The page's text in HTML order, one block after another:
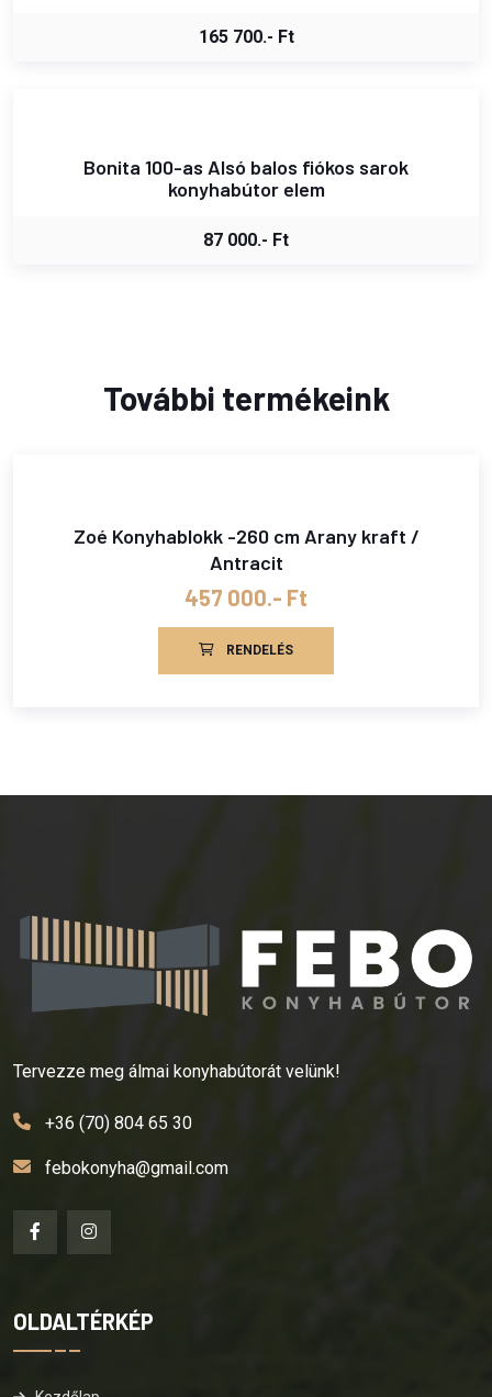
165 700.- Ft
Bonita 100-as Alsó balos fiókos sarok
konyhabútor elem
87 000.- Ft
További termékeink
Zoé Konyhablokk -260 cm Arany kraft /
Antracit
457 000.- Ft
RENDELÉS
Tervezze meg álmai konyhabútorát velünk!
+36 (70) 804 65 30
febokonyha@gmail.com
OLDALTÉRKÉP